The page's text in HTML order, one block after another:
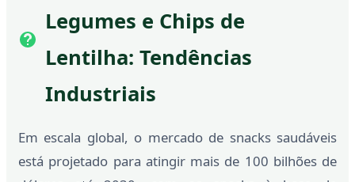
Legumes e Chips de
Lentilha: Tendências
Industriais
Em escala global, o mercado de snacks saudáveis
está projetado para atingir mais de 100 bilhões de